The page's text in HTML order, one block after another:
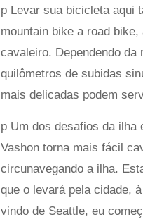
p Levar sua bicicleta aqui
mountain bike a road
cavaleiro. Dependendo
quilômetros de subidas
mais delicadas podem
p Um dos desafios da ilha
Vashon torna mais fácil
circunavegando a ilha.
que o levará pela cidade,
vindo de Seattle, eu